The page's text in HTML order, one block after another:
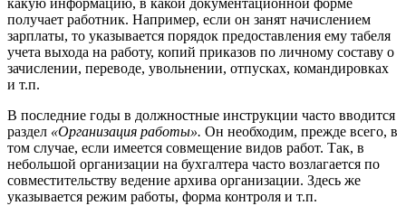
какую информацию, в какой документационной форме
получает работник. Например, если он занят начислением
зарплаты, то указывается порядок предоставления ему табеля
учета выхода на работу, копий приказов по личному составу о
зачислении, переводе, увольнении, отпусках, командировках
и т.п.
В последние годы в должностные инструкции часто вводится
раздел «Организация работы». Он необходим, прежде всего, в
том случае, если имеется совмещение видов работ. Так, в
небольшой организации на бухгалтера часто возлагается по
совместительству ведение архива организации. Здесь же
указывается режим работы, форма контроля и т.п.